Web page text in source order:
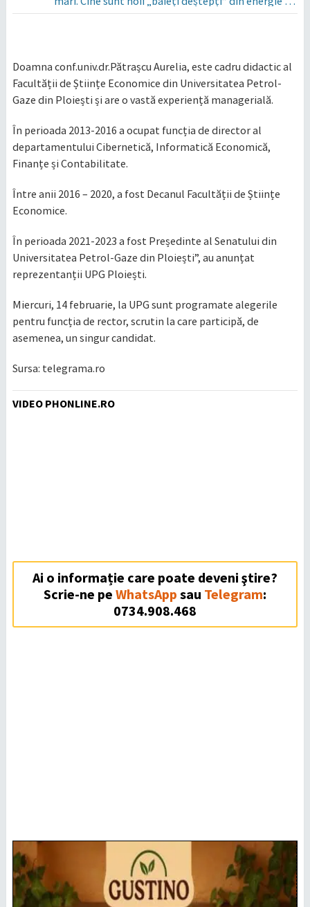
la sud de Dunăre
Doamna conf.univ.dr.Pătrașcu Aurelia, este cadru didactic al
Facultății de Științe Economice din Universitatea Petrol-
Gaze din Ploiești și are o vastă experiență managerială.
În perioada 2013-2016 a ocupat funcția de director al
departamentului Cibernetică, Informatică Economică,
Finanțe și Contabilitate.
Între anii 2016 – 2020, a fost Decanul Facultății de Științe
Economice.
În perioada 2021-2023 a fost Președinte al Senatului din
Universitatea Petrol-Gaze din Ploiești”, au anunțat
reprezentanții UPG Ploiești.
Miercuri, 14 februarie, la UPG sunt programate alegerile
pentru funcția de rector, scrutin la care participă, de
asemenea, un singur candidat.
Sursa: telegrama.ro
VIDEO PHONLINE.RO
Ai o informație care poate deveni ştire?
Scrie-ne pe WhatsApp sau Telegram:
0734.908.468